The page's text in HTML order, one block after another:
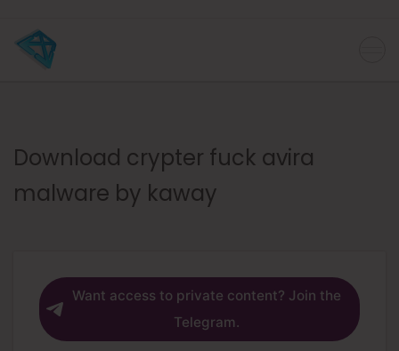
Download crypter fuck avira
malware by kaway
Want access to private content? Join the
Telegram.